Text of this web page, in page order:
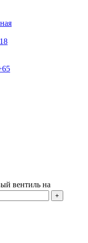
18
вентиль на